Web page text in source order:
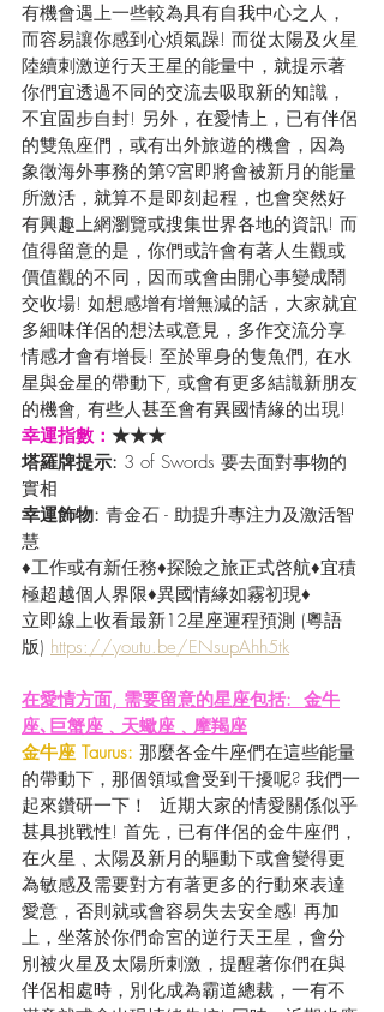
有機會遇上一些較為具有自我中心之人，
而容易讓你感到心煩氣躁! 而從太陽及火星
陸續刺激逆行天王星的能量中，就提示著
你們宜透過不同的交流去吸取新的知識，
不宜固步自封! 另外，在愛情上，已有伴侶
的雙魚座們，或有出外旅遊的機會，因為
象徵海外事務的第9宮即將會被新月的能量
所激活，就算不是即刻起程，也會突然好
有興趣上網瀏覽或搜集世界各地的資訊! 而
值得留意的是，你們或許會有著人生觀或
價值觀的不同，因而或會由開心事變成鬧
交收場! 如想感增有增無減的話，大家就宜
多細味佯侶的想法或意見，多作交流分享
情感才會有增長! 至於單身的隻魚們, 在水
星與金星的帶動下, 或會有更多結識新朋友
的機會, 有些人甚至會有異國情緣的出現!
幸運指數： ★★★
塔羅牌提示: 3 of Swords 要去面對事物的
實相
幸運飾物: 青金石 - 助提升專注力及激活智
慧
♦工作或有新任務♦探險之旅正式啓航♦宜積
極超越個人界限♦異國情緣如霧初現♦
立即線上收看最新12星座運程預測 (粵語
版) https://youtu.be/ENsupAhh5tk
在愛情方面, 需要留意的星座包括:  金牛
座､巨蟹座﹑天蠍座﹑摩羯座
金牛座 Taurus: 那麼各金牛座們在這些能量
的帶動下，那個領域會受到干擾呢? 我們一
起來鑽研一下！  近期大家的情愛關係似乎
甚具挑戰性! 首先，已有伴侶的金牛座們，
在火星﹑太陽及新月的驅動下或會變得更
為敏感及需要對方有著更多的行動來表達
愛意，否則就或會容易失去安全感! 再加
上，坐落於你們命宮的逆行天王星，會分
別被火星及太陽所刺激，提醒著你們在與
伴侶相處時，別化成為霸道總裁，一有不